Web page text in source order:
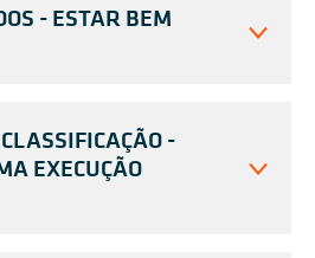
- ESTAR BEM
-
EXECUÇÃO